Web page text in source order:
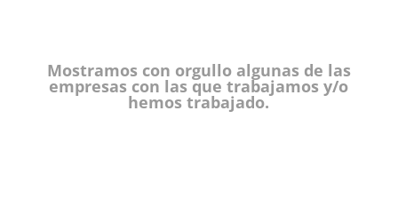
Mostramos con orgullo algunas de las
empresas con las que trabajamos y/o
hemos trabajado.